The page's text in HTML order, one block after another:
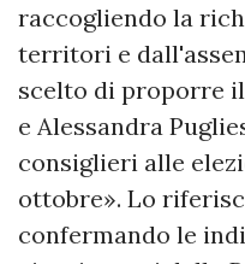
raccogliendo la
territori e
scelto di proporre
e Alessandra
consiglieri alle
ottobre». Lo
confermando le